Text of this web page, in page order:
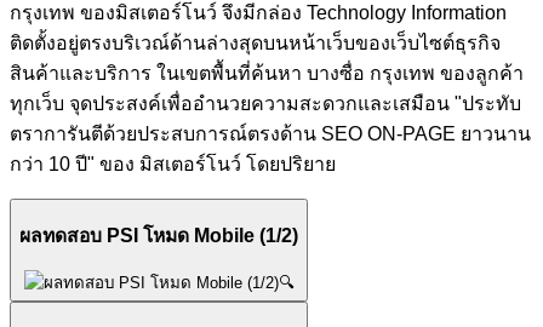
กรุงเทพ ของมิสเตอร์โนว์ จึงมีกล่อง Technology Information
ติดตั้งอยู่ตรงบริเวณ์ด้านล่างสุดบนหน้าเว็บของเว็บไซต์ธุรกิจ
สินค้าและบริการ ในเขตพื้นที่ค้นหา บางซื่อ กรุงเทพ ของลูกค้า
ทุกเว็บ จุดประสงค์เพื่ออำนวยความสะดวกและเสมือน "ประทับ
ตราการันตีด้วยประสบการณ์ตรงด้าน SEO ON-PAGE ยาวนาน
กว่า 10 ปี" ของ มิสเตอร์โนว์ โดยปริยาย
ผลทดสอบ PSI โหมด Mobile (1/2)
🔍